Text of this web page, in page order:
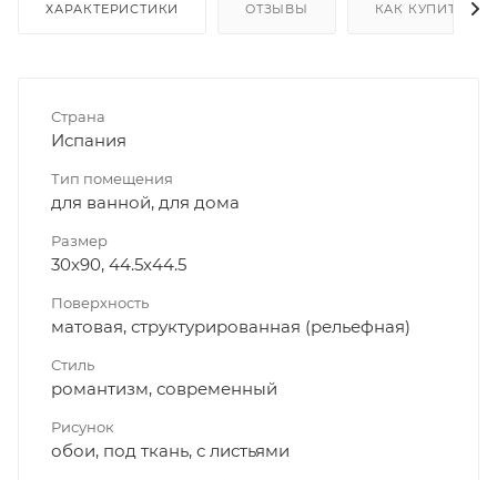
ХАРАКТЕРИСТИКИ ОТЗЫВЫ КАК КУПИТЬ
Страна
Испания
Тип помещения
для ванной, для дома
Размер
30x90, 44.5x44.5
Поверхность
матовая, структурированная (рельефная)
Стиль
романтизм, современный
Рисунок
обои, под ткань, с листьями